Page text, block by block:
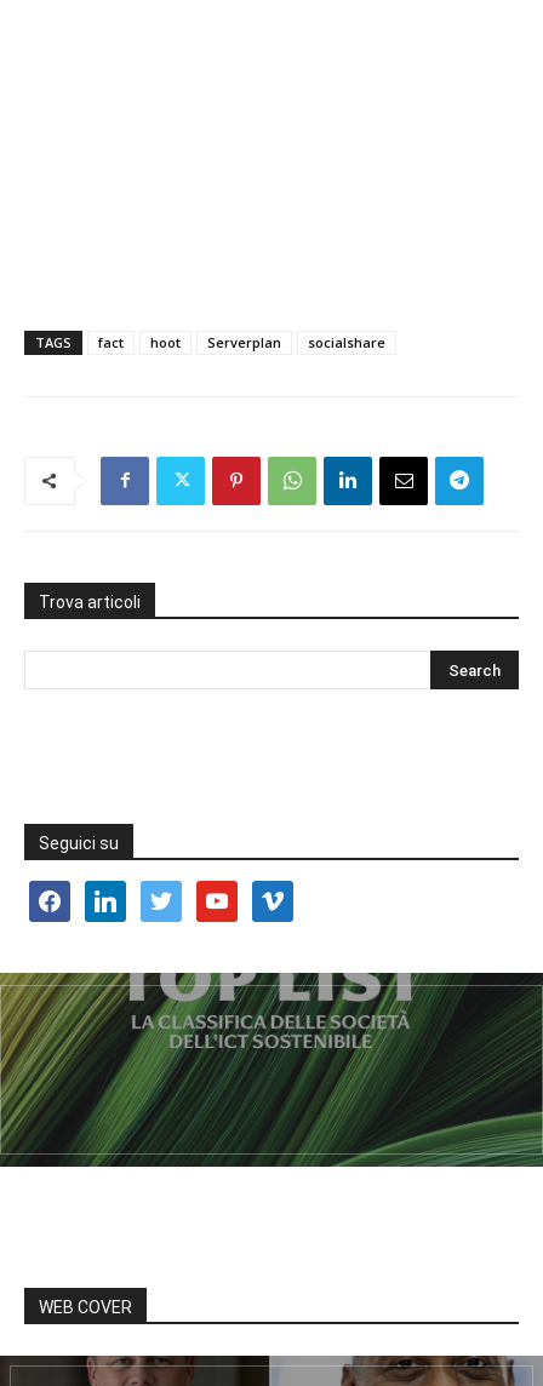
TAGS fact hoot Serverplan socialshare
Trova articoli
Seguici su
facebooklinkedin twitter youtube vimeo
WEB COVER